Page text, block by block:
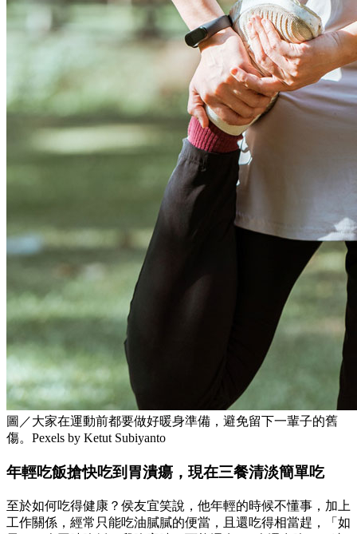
圖／大家在運動前都要做好暖身準備，避免留下一輩子的舊
傷。Pexels by Ketut Subiyanto
年輕吃飯搶快吃到胃潰瘍，現在三餐清淡簡單吃
至於如何吃得健康？侯友宜笑說，他年輕的時候不懂事，加上
工作關係，經常只能吃油膩膩的便當，且還吃得相當趕，「如